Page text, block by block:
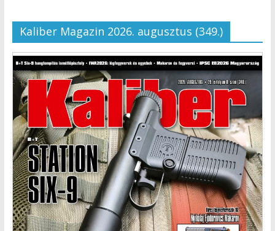
Kaliber Magazin 2026. augusztus (349.)